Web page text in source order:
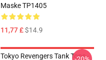
Maske TP1405
11,77 £$14.9
Tokyo Revengers Tank Tops -